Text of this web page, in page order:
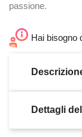
passione.
Hai bisogno
Dettagli